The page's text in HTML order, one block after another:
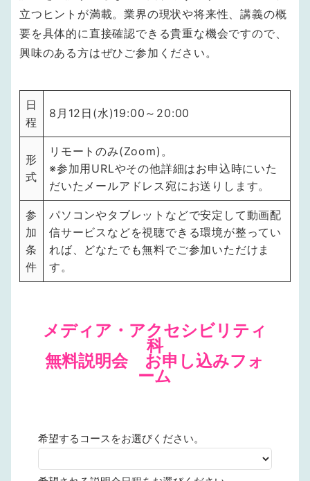
立つヒントが満載。業界の現状や将来性、講義の概
要を具体的に直接確認できる貴重な機会ですので、
興味のある方はぜひご参加ください。
日
程
8月12日(水)19:00～20:00
形
式
リモートのみ(Zoom)。
※参加用URLやその他詳細はお申込時にいた
だいたメールアドレス宛にお送りします。
参
加
条
件
パソコンやタブレットなどで安定して動画配
信サービスなどを視聴できる環境が整ってい
れば、どなたでも無料でご参加いただけま
す。